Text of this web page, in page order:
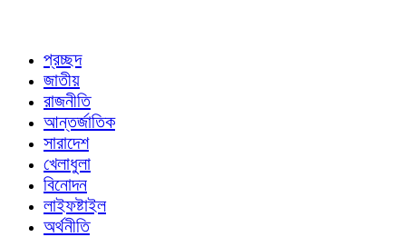
প্রচ্ছদ
জাতীয়
রাজনীতি
আন্তর্জাতিক
সারাদেশ
খেলাধুলা
বিনোদন
লাইফষ্টাইল
অর্থনীতি